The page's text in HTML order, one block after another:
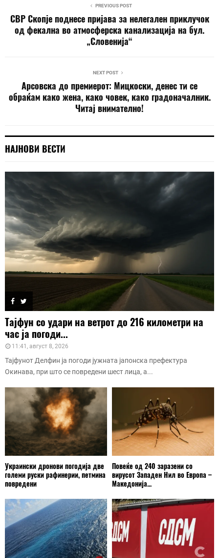
PREVIOUS POST
СВР Скопје поднесе пријава за нелегален приклучок
од фекална во атмосферска канализација на бул.
„Словенија“
NEXT POST
Арсовска до премиерот: Мицкоски, денес ти се
обраќам како жена, како човек, како градоначалник.
Читај внимателно!
НАЈНОВИ ВЕСТИ
Тајфун со удари на ветрот до 216 километри на
час ја погоди...
11:41, август 8, 2026
Тајфунот Делфин ја погоди јужната јапонска префектура
Окинава, при што се повредени шест лица, а...
Украински дронови погодија две
големи руски рафинерии, петмина
повредени
Повеќе од 240 заразени со
вирусот Западен Нил во Европа –
Македонија...